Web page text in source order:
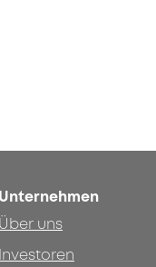
Unternehmen
Über uns
Investoren